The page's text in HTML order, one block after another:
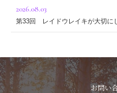
2026.08.03
第33回 レイドウレイキが大切に
お問い